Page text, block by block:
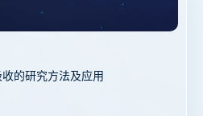
的研究方法及应用